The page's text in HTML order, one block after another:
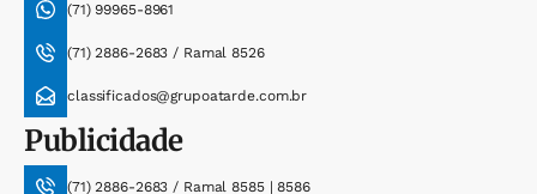
(71) 99965-8961
(71) 2886-2683 / Ramal 8526
classificados@grupoatarde.com.br
Publicidade
(71) 2886-2683 / Ramal 8585 | 8586